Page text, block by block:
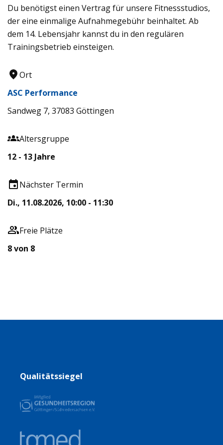
Du benötigst einen Vertrag für unsere Fitnessstudios,
der eine einmalige Aufnahmegebühr beinhaltet. Ab
dem 14. Lebensjahr kannst du in den regulären
Trainingsbetrieb einsteigen.
Ort
ASC Performance
Sandweg 7, 37083 Göttingen
Altersgruppe
12 - 13 Jahre
Nächster Termin
Di., 11.08.2026, 10:00 - 11:30
Freie Plätze
8 von 8
Qualitätssiegel